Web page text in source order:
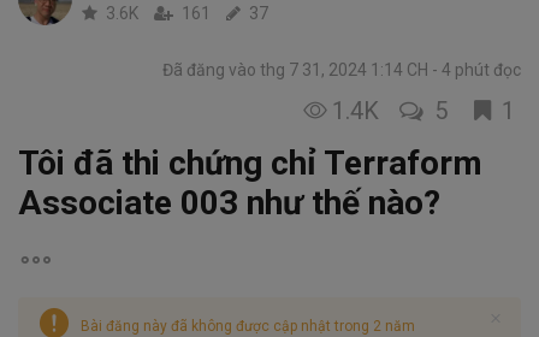
3.6K 161 37
Đã đăng vào thg 7 31, 2024 1:14 CH 4 phút đọc
1.4K 5 1
Tôi đã thi chứng chỉ Terraform
Associate 003 như thế nào?
Bài đăng này đã không được cập nhật trong 2 năm